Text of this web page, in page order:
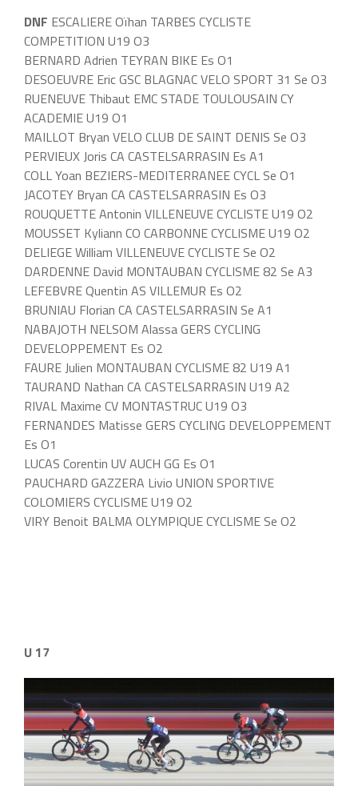
DNF ESCALIERE Oïhan TARBES CYCLISTE
COMPETITION U19 O3
BERNARD Adrien TEYRAN BIKE Es O1
DESOEUVRE Eric GSC BLAGNAC VELO SPORT 31 Se O3
RUENEUVE Thibaut EMC STADE TOULOUSAIN CY
ACADEMIE U19 O1
MAILLOT Bryan VELO CLUB DE SAINT DENIS Se O3
PERVIEUX Joris CA CASTELSARRASIN Es A1
COLL Yoan BEZIERS-MEDITERRANEE CYCL Se O1
JACOTEY Bryan CA CASTELSARRASIN Es O3
ROUQUETTE Antonin VILLENEUVE CYCLISTE U19 O2
MOUSSET Kyliann CO CARBONNE CYCLISME U19 O2
DELIEGE William VILLENEUVE CYCLISTE Se O2
DARDENNE David MONTAUBAN CYCLISME 82 Se A3
LEFEBVRE Quentin AS VILLEMUR Es O2
BRUNIAU Florian CA CASTELSARRASIN Se A1
NABAJOTH NELSOM Alassa GERS CYCLING
DEVELOPPEMENT Es O2
FAURE Julien MONTAUBAN CYCLISME 82 U19 A1
TAURAND Nathan CA CASTELSARRASIN U19 A2
RIVAL Maxime CV MONTASTRUC U19 O3
FERNANDES Matisse GERS CYCLING DEVELOPPEMENT
Es O1
LUCAS Corentin UV AUCH GG Es O1
PAUCHARD GAZZERA Livio UNION SPORTIVE
COLOMIERS CYCLISME U19 O2
VIRY Benoit BALMA OLYMPIQUE CYCLISME Se O2
U 17